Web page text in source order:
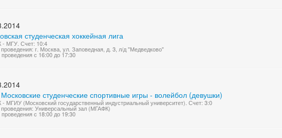
студенческая хоккейная лига
- МГУ. Счет: 10:4
г. Москва, ул. Заповедная, д. 3, л/д "Медведково"
с 16:00 до 17:30
студенческие спортивные игры - волейбол (девушки)
МГИУ (Московский государственный индустриальный университет). Счет: 3:0
Универсальный зал (МГАФК)
с 18:00 до 19:30